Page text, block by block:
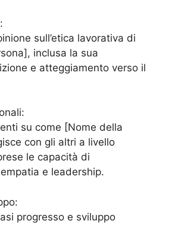
sull’etica lavorativa di
inclusa la sua
e atteggiamento verso il
su come [Nome della
con gli altri a livello
le capacità di
e leadership.
progresso e sviluppo